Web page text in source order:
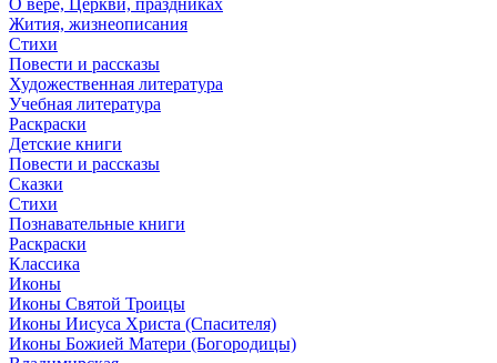
О вере, Церкви, праздниках
Жития, жизнеописания
Стихи
Повести и рассказы
Художественная литература
Учебная литература
Раскраски
Детские книги
Повести и рассказы
Сказки
Стихи
Познавательные книги
Раскраски
Классика
Иконы
Иконы Святой Троицы
Иконы Иисуса Христа (Спасителя)
Иконы Божией Матери (Богородицы)